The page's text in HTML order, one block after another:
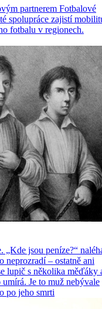
partnerem Fotbalové
spolupráce zajistí
fotbalu v regionech.
„Kde jsou peníze?“
neprozradí – ostatně ani
lupič s několika měďáky
Je to muž nebývale
po jeho smrti